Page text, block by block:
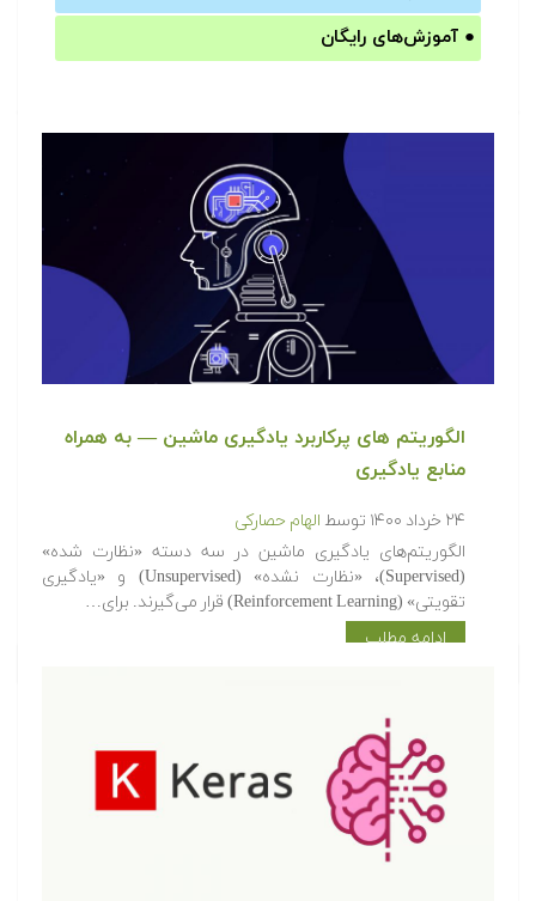
● آموزش‌های رایگان
الگوریتم های پرکاربرد یادگیری ماشین — به همراه
منابع یادگیری
۲۴ خرداد ۱۴۰۰ توسط الهام حصارکی
الگوریتم‌های یادگیری ماشین در سه دسته «نظارت شده»
(Supervised)، «نظارت نشده» (Unsupervised) و «یادگیری
تقویتی» (Reinforcement Learning) قرار می‌گیرند. برای…
ادامه مطلب